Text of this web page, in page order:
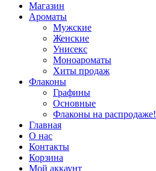
Магазин
Ароматы
Мужские
Женские
Унисекс
Моноароматы
Хиты продаж
Флаконы
Графины
Основные
Флаконы на распродаже!
Главная
О нас
Контакты
Корзина
Мой аккаунт